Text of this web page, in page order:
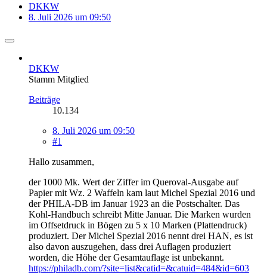
DKKW
8. Juli 2026 um 09:50
DKKW
Stamm Mitglied
Beiträge
10.134
8. Juli 2026 um 09:50
#1
Hallo zusammen,
der 1000 Mk. Wert der Ziffer im Queroval-Ausgabe auf
Papier mit Wz. 2 Waffeln kam laut Michel Spezial 2016 und
der PHILA-DB im Januar 1923 an die Postschalter. Das
Kohl-Handbuch schreibt Mitte Januar. Die Marken wurden
im Offsetdruck in Bögen zu 5 x 10 Marken (Plattendruck)
produziert. Der Michel Spezial 2016 nennt drei HAN, es ist
also davon auszugehen, dass drei Auflagen produziert
worden, die Höhe der Gesamtauflage ist unbekannt.
https://philadb.com/?site=list&catid=&catuid=484&id=603